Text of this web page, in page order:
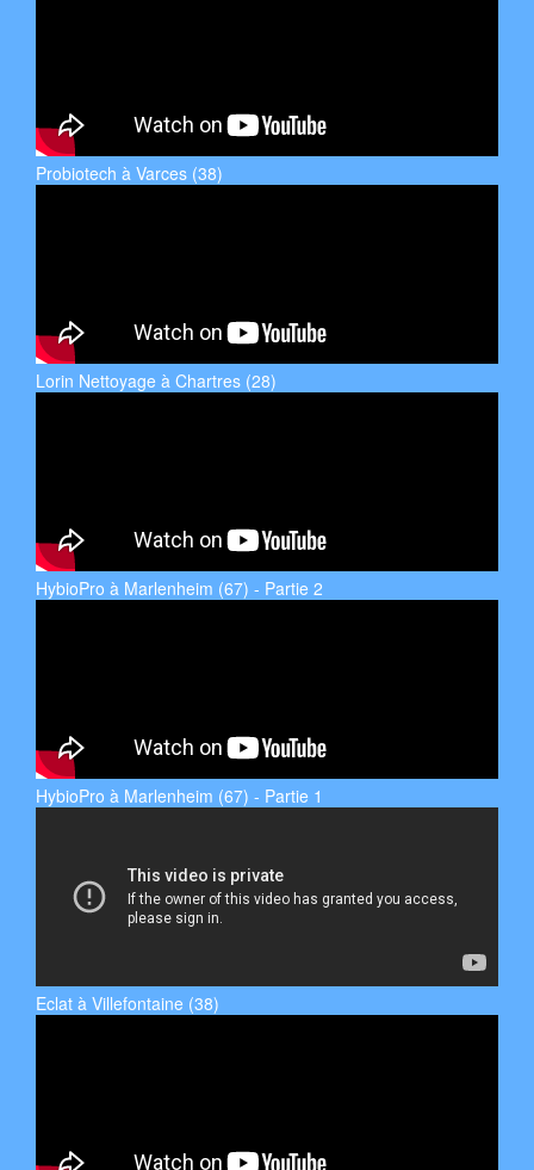
Probiotech à Varces (38)
Lorin Nettoyage à Chartres (28)
HybioPro à Marlenheim (67) - Partie 2
HybioPro à Marlenheim (67) - Partie 1
Eclat à Villefontaine (38)